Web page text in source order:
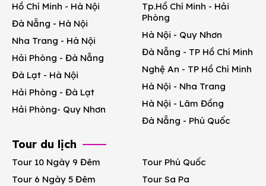
Hồ Chí Minh - Hà Nội
Đà Nẵng - Hà Nội
Nha Trang - Hà Nội
Hải Phòng - Đà Nẵng
Đà Lạt - Hà Nội
Hải Phòng - Đà Lạt
Hải Phòng- Quy Nhơn
Tp.Hồ Chí Minh - Hải
Phòng
Hà Nội - Quy Nhơn
Đà Nẵng - TP Hồ Chí Minh
Nghệ An - TP Hồ Chí Minh
Hà Nội - Nha Trang
Hà Nội - Lâm Đồng
Đà Nẵng - Phú Quốc
Tour du lịch
Tour 10 Ngày 9 Đêm
Tour 6 Ngày 5 Đêm
Tour Phú Quốc
Tour Sa Pa